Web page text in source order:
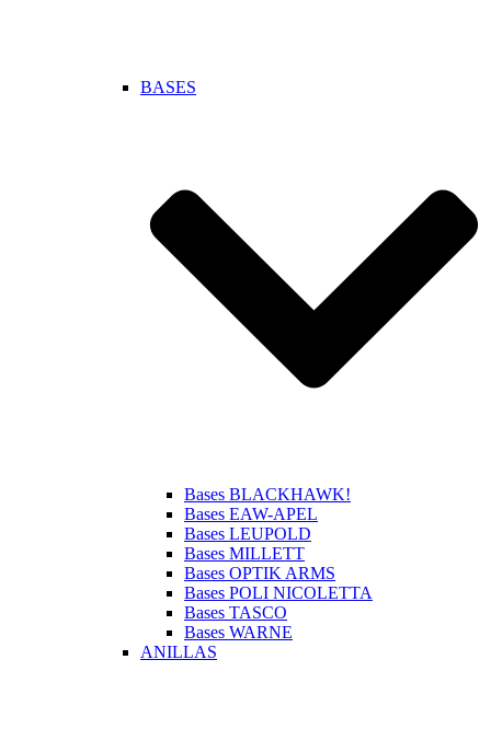
BASES
Bases BLACKHAWK!
Bases EAW-APEL
Bases LEUPOLD
Bases MILLETT
Bases OPTIK ARMS
Bases POLI NICOLETTA
Bases TASCO
Bases WARNE
ANILLAS